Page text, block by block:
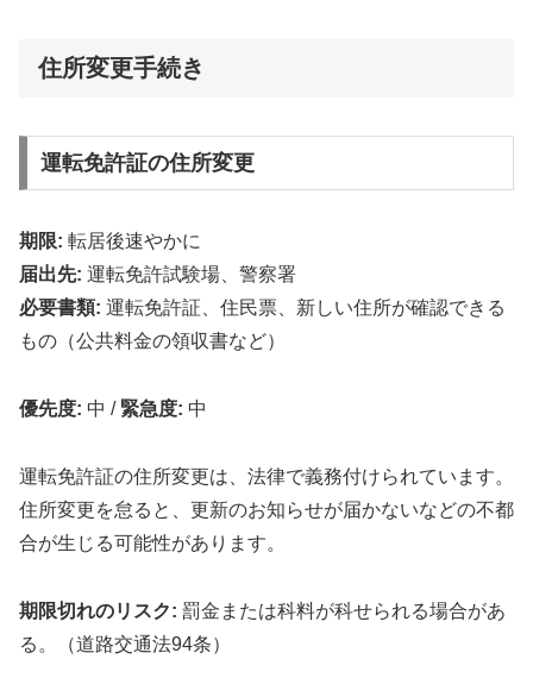
住所変更手続き
運転免許証の住所変更
期限: 転居後速やかに
届出先: 運転免許試験場、警察署
必要書類: 運転免許証、住民票、新しい住所が確認できる
もの（公共料金の領収書など）
優先度: 中 / 緊急度: 中
運転免許証の住所変更は、法律で義務付けられています。
住所変更を怠ると、更新のお知らせが届かないなどの不都
合が生じる可能性があります。
期限切れのリスク: 罰金または科料が科せられる場合があ
る。（道路交通法94条）